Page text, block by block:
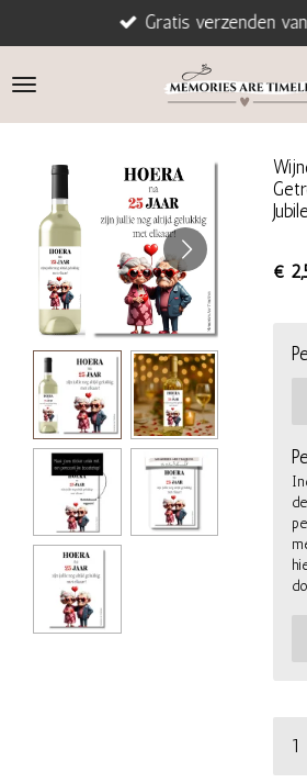
direct
naar
Gratis verzenden
€